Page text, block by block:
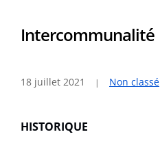
Intercommunalité
18 juillet 2021 Non classé
HISTORIQUE